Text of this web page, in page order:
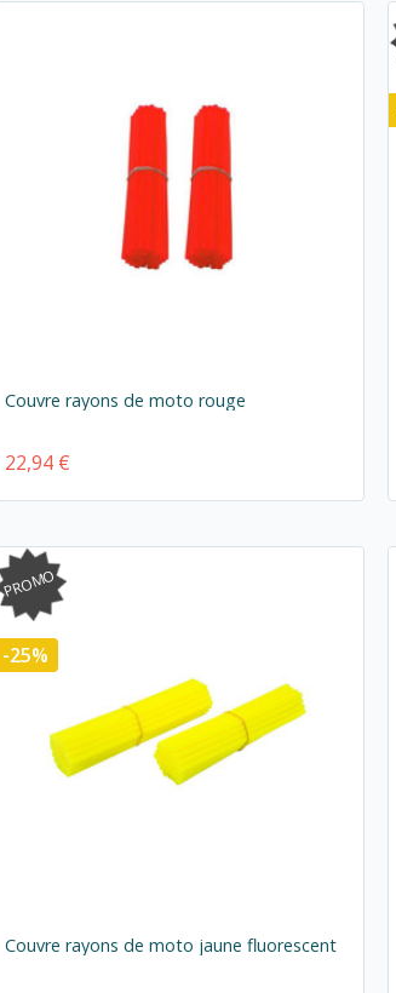
Couvre rayons de moto rouge
22,94 €
PROMO
-25%
Couvre rayons de moto jaune fluorescent